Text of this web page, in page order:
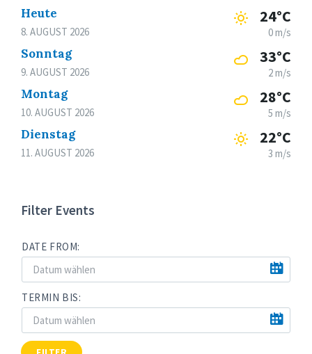
Heute
8. AUGUST 2026
24°C
0 m/s
Sonntag
9. AUGUST 2026
33°C
2 m/s
Montag
10. AUGUST 2026
28°C
5 m/s
Dienstag
11. AUGUST 2026
22°C
3 m/s
Filter Events
DATE FROM:
TERMIN BIS: